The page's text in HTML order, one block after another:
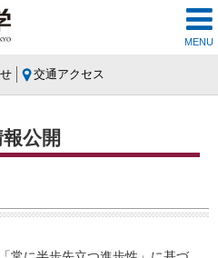
MENU
交通アクセス
公開